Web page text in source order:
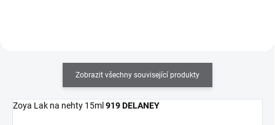
Zobrazit všechny související produkty
Zoya Lak na nehty 15ml 919 DELANEY